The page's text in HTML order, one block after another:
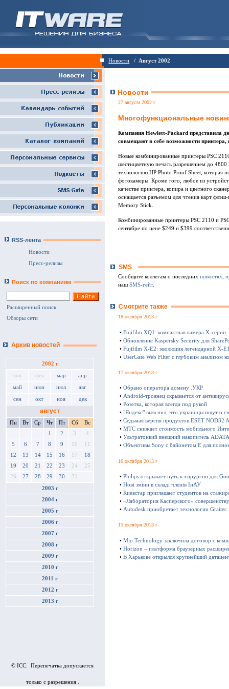
Новости / Август 2002
RSS-лента
Новости
Пресс-релизы
Поиск по компаниям
Расширенный поиск
Обзоры сети
Архив новостей
2002 г
янв фев мар апр
май июн июл авг
сен окт ноя дек
август
Пн Вт Ср Чт Пт Сб
Вс
1
2 3
4
5
6 7 8 9 10
11
12
13 14 15 16 17
18
19
20 21 22 23 24
25
26
27 28 29 30 31
2003 г
2004 г
2005 г
2006 г
2007 г
2008 г
2009 г
2010 г
2011 г
2012 г
2013 г
© ICC. Перепечатка допускается
только с разрешения .
Новости
27 августа 2002 г
Многофункциональные
Компания Hewlett-Packard представила
совмещают в себе возможности принтера,
Новые комбинированные принтеры PSC
шестицветную печать разрешением до
технологию HP Photo Proof Sheet, которая
фотокамеры. Кроме того, любое из
качестве принтера, копира и цветного
оснащается разъемом для чтения карт
Memory Stick.
Комбинированные принтеры PSC 2110 и
сентябре по цене $249 и $399
SMS
Сообщите коллегам о последних новостях
наш SMS-гейт.
Смотрите также
18 октября 2013 г
• Fujifilm XQ1: компактная камера Х-серии
• Обновление Kaspersky Security для
• Fujifilm X-E2: эволюция легендарной X-
• UserGate Web Filter с глубоким анализом
17 октября 2013 г
• Обрано оператора домену .УКР
• Android-троянец скрывается от
• Розетка, которая всегда под рукой
• "Яндекс" выяснил, что украинцы ищут о
• Седьмая версия продуктов ESET NOD32
• МТС снижает стоимость мобильного
• Ультратонкий внешний накопитель
• Объективы Sony с байонетом E для
16 октября 2013 г
• Philips открывает путь к хирургии для
• Нові зміни в складі членів ІнАУ
• Киевстар приглашает студентов на
• «Лаборатория Касперского»
• Autodesk приобретает технологии
15 октября 2013 г
• Mio Technology заключила договор с
• Horizon – платформа браузерных
• В Харькове открылся крупнейший